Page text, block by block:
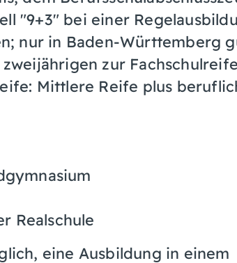
"9+3" bei einer
nur in Baden-Württemberg
zur
Mittlere Reife plus
Realschule
eine Ausbildung in einem